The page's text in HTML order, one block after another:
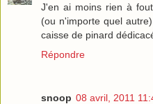
J'en ai moins rien à
(ou n'importe quel
caisse de pinard
Répondre
snoop 08 avril, 2011